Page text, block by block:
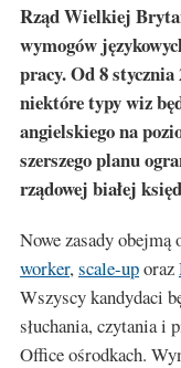
Rząd Wielkiej
wymogów
pracy. Od 8
niektóre typy wiz
angielskiego na
szerszego planu
rządowej białej
Nowe zasady
worker,scale-uporaz
Wszyscy kandydaci
słuchania, czytania i
Office ośrodkach.